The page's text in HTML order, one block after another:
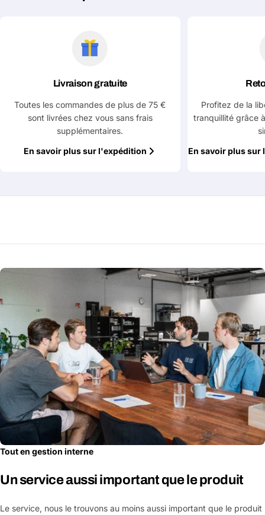
Livraison gratuite
Toutes les commandes de plus de 75 €
sont livrées chez vous sans frais
supplémentaires.
En savoir plus sur l'expédition
Profitez de la
tranquillité grâce
En savoir plus sur
Tout en gestion interne
Un service aussi important que le produit
Le service, nous le trouvons au moins aussi important que le produit